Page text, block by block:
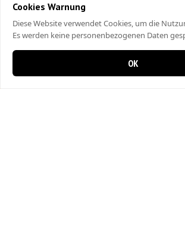
Cookies Warnung
Diese Website verwendet Cookies, um die
Es werden keine personenbezogenen Daten
OK